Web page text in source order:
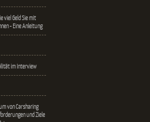
viel Geld Sie mit
- Eine Anleitung
im Interview
von Carsharing
und Ziele